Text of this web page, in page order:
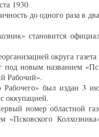
1930
до одного раза в
становится
округа
новым названием
Рабочий».
Рабочего» был издан 3
оккупацией.
номер областной
«Псковского